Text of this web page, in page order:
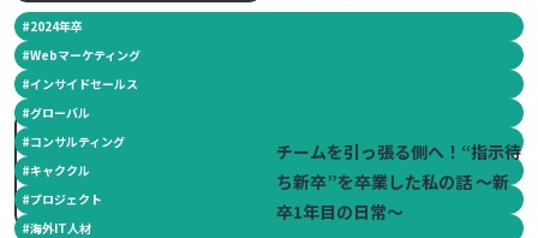
#2024年卒
#Webマーケティング
#インサイドセールス
#グローバル
#コンサルティング
#キャククル
#プロジェクト
#海外IT人材
チームを引っ張る側へ！“指示待
ち新卒”を卒業した私の話 ～新
卒1年目の日常～